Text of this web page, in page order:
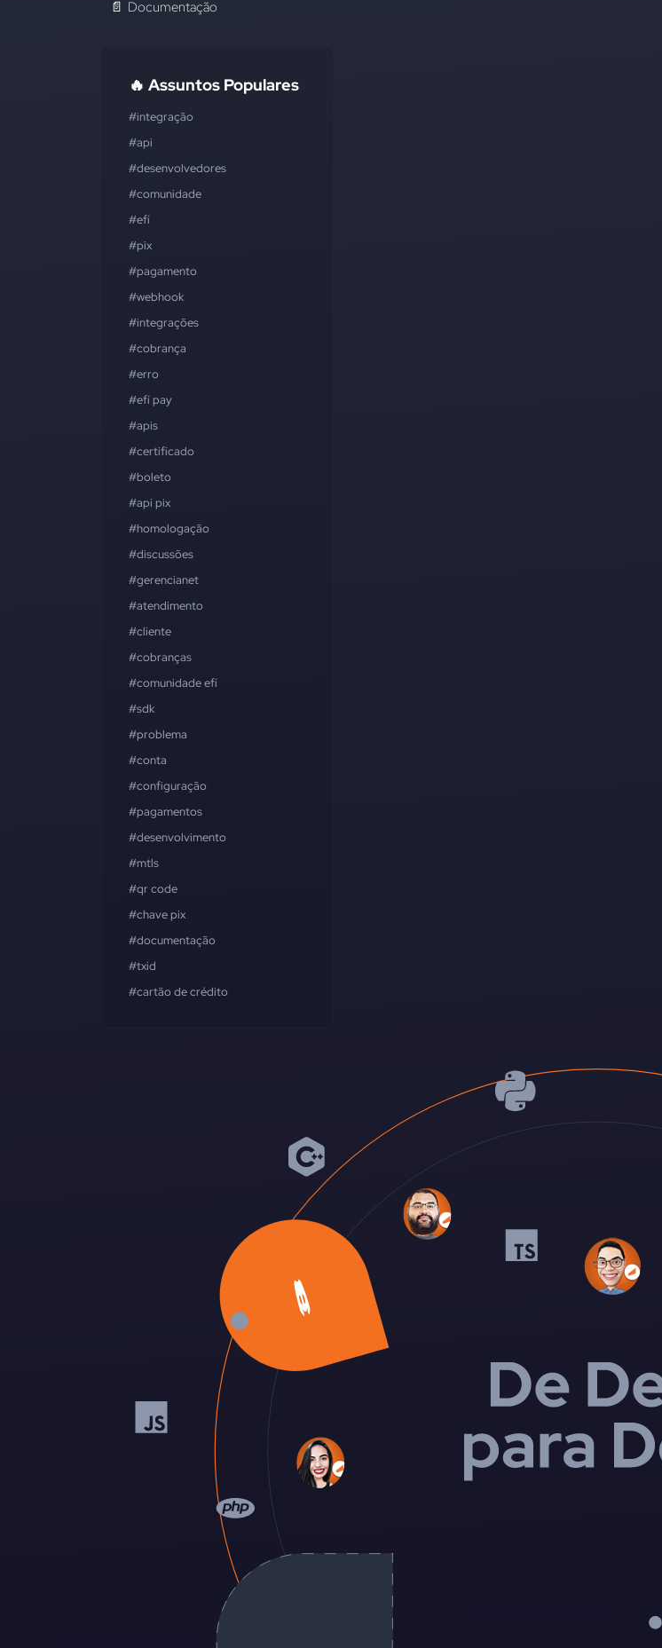
📄 Documentação
🔥 Assuntos Populares
#integração
#api
#desenvolvedores
#comunidade
#efí
#pix
#pagamento
#webhook
#integrações
#cobrança
#erro
#efí pay
#apis
#certificado
#boleto
#api pix
#homologação
#discussões
#gerencianet
#atendimento
#cliente
#cobranças
#comunidade efí
#sdk
#problema
#conta
#configuração
#pagamentos
#desenvolvimento
#mtls
#qr code
#chave pix
#documentação
#txid
#cartão de crédito